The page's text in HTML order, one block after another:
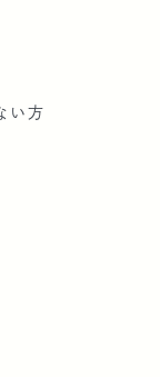
い方